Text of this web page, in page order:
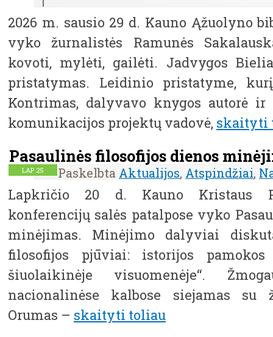
2026 m. sausio 29 d. Kauno Ąžuolyno
vyko žurnalistės Ramunės
kovoti, mylėti, gailėti. Jadvygos
pristatymas. Leidinio pristatyme,
Kontrimas, dalyvavo knygos autorė ir
komunikacijos projektų vadovė, skaityti
Pasaulinės filosofijos dienos
LAP 25 Paskelbta Aktualijos, Atspindžiai,
Lapkričio 20 d. Kauno Kristaus
konferencijų salės patalpose vyko
minėjimas. Minėjimo dalyviai
filosofijos pjūviai: istorijos
šiuolaikinėje visuomenėje“.
nacionalinėse kalbose siejamas su
Orumas – skaityti toliau